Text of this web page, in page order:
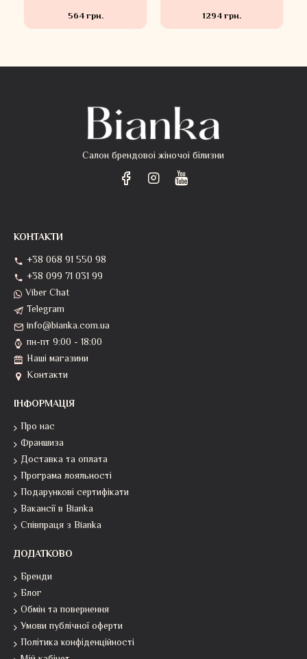
564 грн. 1294 грн.
Салон брендовоі жіночоі білизни
КОНТАКТИ
+38 068 91 550 98
+38 099 71 031 99
Viber Chat
Telegram
info@bianka.com.ua
пн-пт 9:00 - 18:00
Наші магазини
Контакти
ІНФОРМАЦІЯ
Про нас
Франшиза
Доставка та оплата
Програма лояльності
Подарункові сертифікати
Вакансії в Bianka
Співпраця з Bianka
ДОДАТКОВО
Бренди
Блог
Обмін та повернення
Умови публічної оферти
Політика конфіденційності